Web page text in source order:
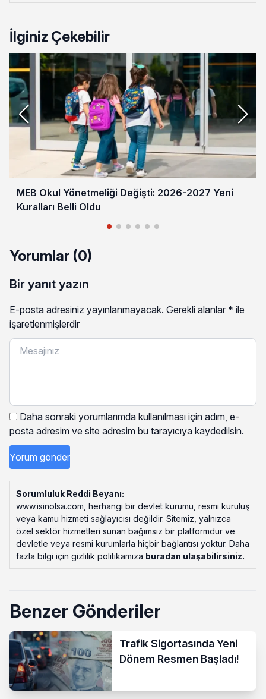
İlginiz Çekebilir
MEB Okul Yönetmeliği Değişti: 2026-2027 Yeni
Kuralları Belli Oldu
Yorumlar (0)
Bir yanıt yazın
E-posta adresiniz yayınlanmayacak. Gerekli alanlar * ile
işaretlenmişlerdir
Daha sonraki yorumlarımda kullanılması için adım, e-
posta adresim ve site adresim bu tarayıcıya kaydedilsin.
Sorumluluk Reddi Beyanı:
www.isinolsa.com, herhangi bir devlet kurumu, resmi kuruluş
veya kamu hizmeti sağlayıcısı değildir. Sitemiz, yalnızca
özel sektör hizmetleri sunan bağımsız bir platformdur ve
devletle veya resmi kurumlarla hiçbir bağlantısı yoktur. Daha
fazla bilgi için gizlilik politikamıza buradan ulaşabilirsiniz.
Benzer Gönderiler
Trafik Sigortasında Yeni
Dönem Resmen Başladı!